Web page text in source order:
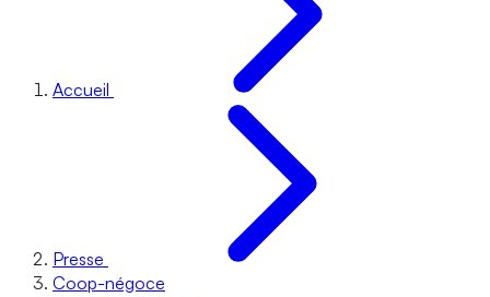
Accueil
Presse
Coop-négoce